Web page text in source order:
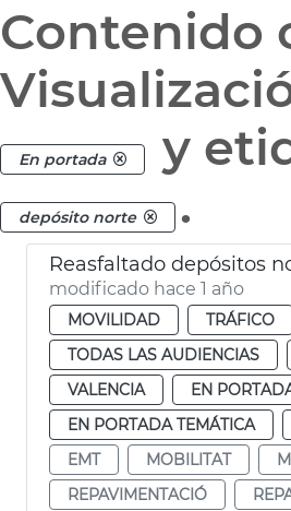
Contenido
En portada y
depósito norte .
modificado hace 1 año
MOVILIDAD
TRÁFICO
TODAS LAS AUDIENCIAS
VALENCIA
EN
EN PORTADA TEMÁTICA
EMT
MOBILITAT
REPAVIMENTACIÓ